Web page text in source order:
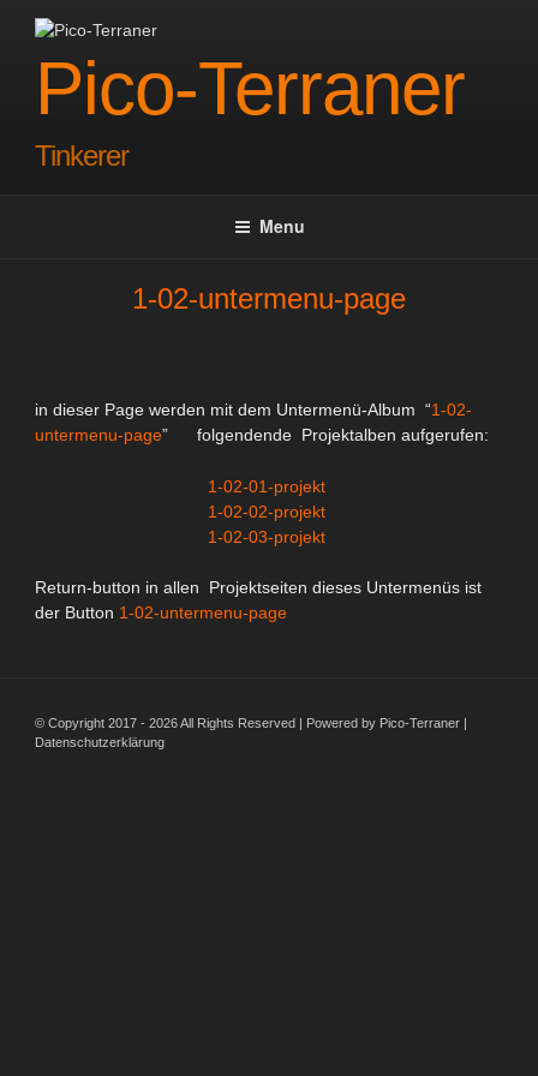
contentPico-Terraner
Tinkerer
Menu
1-02-untermenu-page
in dieser Page werden mit dem Untermenü-Album “1-02-
untermenu-page” folgendende Projektalben aufgerufen:
1-02-01-projekt
1-02-02-projekt
1-02-03-projekt
Return-button in allen Projektseiten dieses Untermenüs ist
der Button 1-02-untermenu-page
© Copyright 2017 - 2026 All Rights Reserved | Powered by Pico-Terraner |
Datenschutzerklärung